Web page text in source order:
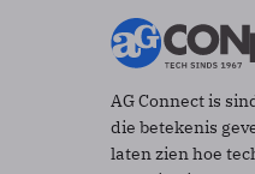
AG Connect is
die betekenis
laten zien hoe